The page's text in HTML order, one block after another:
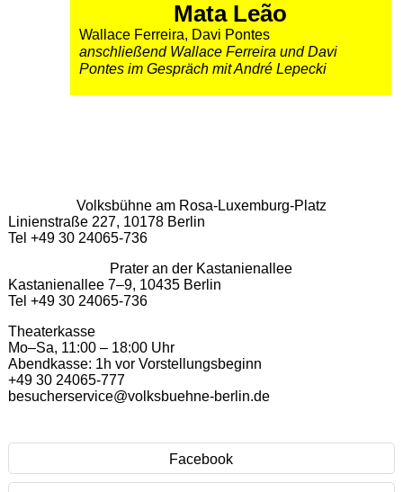
Mata Leão
Wallace Ferreira, Davi Pontes
anschließend Wallace Ferreira und Davi
Pontes im Gespräch mit André Lepecki
Volksbühne am Rosa-Luxemburg-Platz
Linienstraße 227, 10178 Berlin
Tel +49 30 24065-736
Prater an der Kastanienallee
Kastanienallee 7–9, 10435 Berlin
Tel +49 30 24065-736
Theaterkasse
Mo–Sa, 11:00 – 18:00 Uhr
Abendkasse: 1h vor Vorstellungsbeginn
+49 30 24065-777
besucherservice@volksbuehne-berlin.de
Facebook